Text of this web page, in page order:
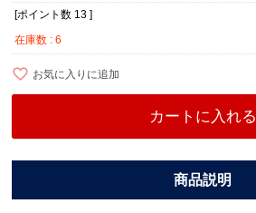
[ポイント数 13 ]
在庫数
6
お気に入りに追加
カートに入れる